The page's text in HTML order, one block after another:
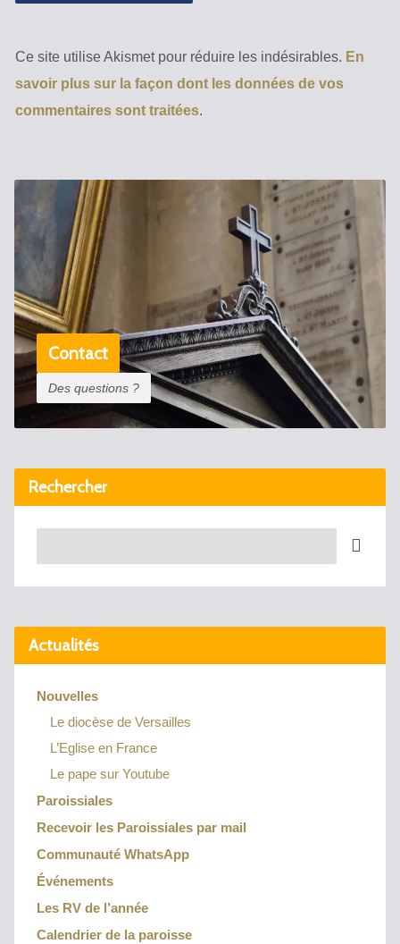
Ce site utilise Akismet pour réduire les indésirables. En
savoir plus sur la façon dont les données de vos
commentaires sont traitées.
Contact
Des questions ?
Rechercher
Actualités
Nouvelles
Le diocèse de Versailles
L’Eglise en France
Le pape sur Youtube
Paroissiales
Recevoir les Paroissiales par mail
Communauté WhatsApp
Événements
Les RV de l’année
Calendrier de la paroisse